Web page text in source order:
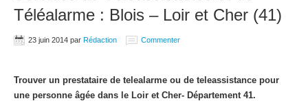
Téléalarme : Blois – Loir et Cher (41)
23 juin 2014 par Rédaction Commenter
Trouver un prestataire de telealarme ou de teleassistance pour
une personne âgée dans le Loir et Cher- Département 41.